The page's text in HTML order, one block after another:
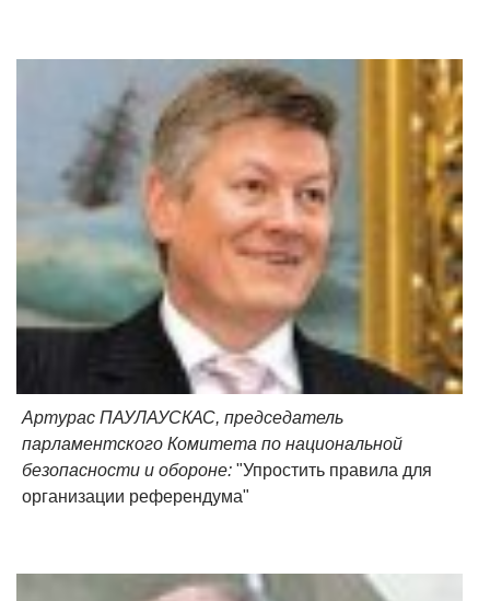
Артурас ПАУЛАУСКАС, председатель
парламентского Комитета по национальной
безопасности и обороне: "Упростить правила для
организации референдума"